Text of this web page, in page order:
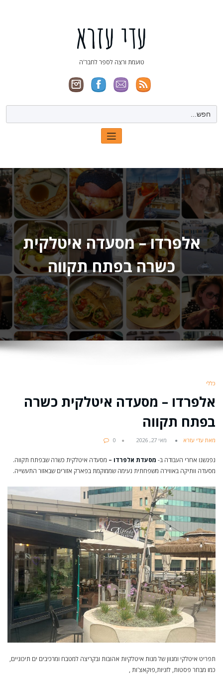
עדי עזרא
טועמת ורצה לספר לחבר'ה
Search
for:
אלפרדו – מסעדה איטלקית
כשרה בפתח תקווה
כללי
אלפרדו – מסעדה איטלקית כשרה
בפתח תקווה
מאת עדי עזרא מאי 27, 2026 0
נפגשנו אחרי העבודה ב- מסעדת אלפרדו – מסעדה איטלקית כשרה שבפתח תקווה.
מסעדה וותיקה באווירה משפחתית נעימה שממוקמת בפארק אזורים שבאזור התעשייה.
תפריט איטלקי ומגוון של מנות איטלקיות אהובות ובקריצה למטבח ומרכיבים ים תיכוניים,
כמו מבחר פסטות, לזניות,פוקאצ'ות ,